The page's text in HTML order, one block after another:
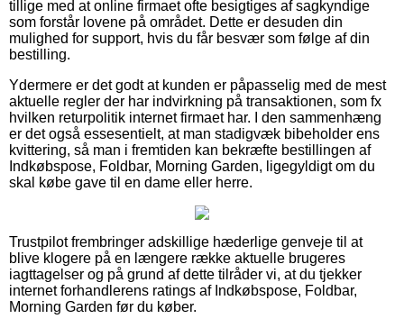
tillige med at online firmaet ofte besigtiges af sagkyndige
som forstår lovene på området. Dette er desuden din
mulighed for support, hvis du får besvær som følge af din
bestilling.
Ydermere er det godt at kunden er påpasselig med de mest
aktuelle regler der har indvirkning på transaktionen, som fx
hvilken returpolitik internet firmaet har. I den sammenhæng
er det også essesentielt, at man stadigvæk bibeholder ens
kvittering, så man i fremtiden kan bekræfte bestillingen af
Indkøbspose, Foldbar, Morning Garden, ligegyldigt om du
skal købe gave til en dame eller herre.
Trustpilot frembringer adskillige hæderlige genveje til at
blive klogere på en længere række aktuelle brugeres
iagttagelser og på grund af dette tilråder vi, at du tjekker
internet forhandlerens ratings af Indkøbspose, Foldbar,
Morning Garden før du køber.